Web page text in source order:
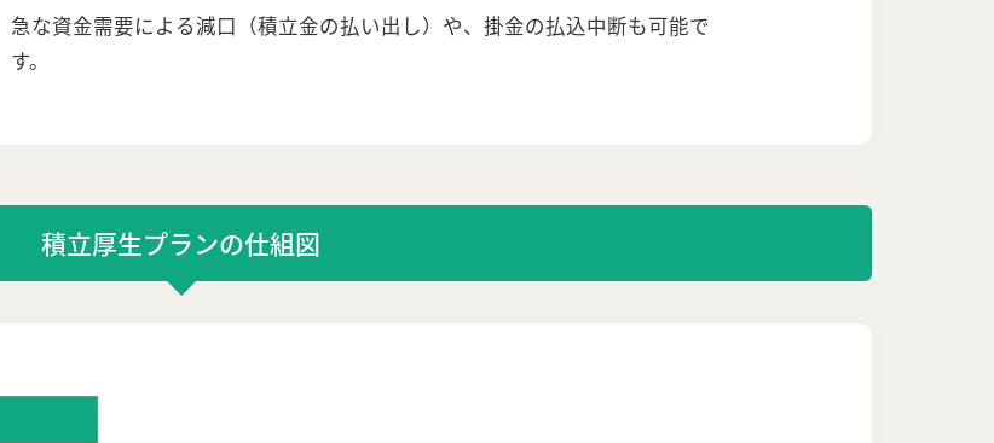
急な資金需要による減口（積立金の払い出し）や、掛金の払込中断も可能で
す。
積立厚生プランの仕組図